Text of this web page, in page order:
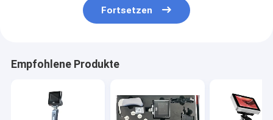
Fortsetzen
Empfohlene Produkte